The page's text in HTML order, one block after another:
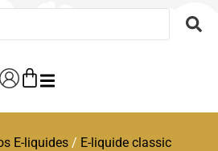
E-liquides/ E-liquide classic